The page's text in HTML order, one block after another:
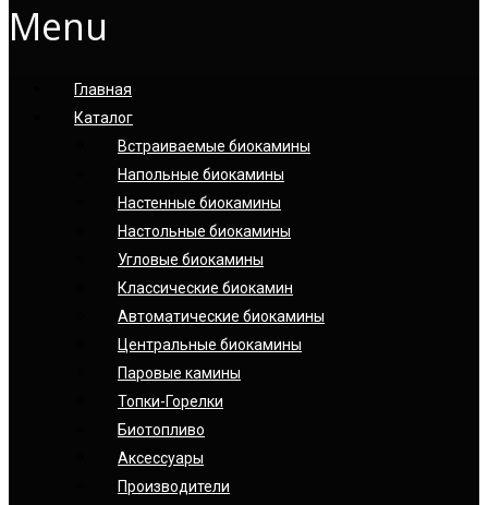
Menu
Главная
Каталог
Встраиваемые биокамины
Напольные биокамины
Настенные биокамины
Настoльные биокамины
Угловые биокамины
Классические биокамин
Автоматические биокамины
Центральные биокамины
Паровые камины
Топки-Горелки
Биотопливо
Аксессуары
Производители